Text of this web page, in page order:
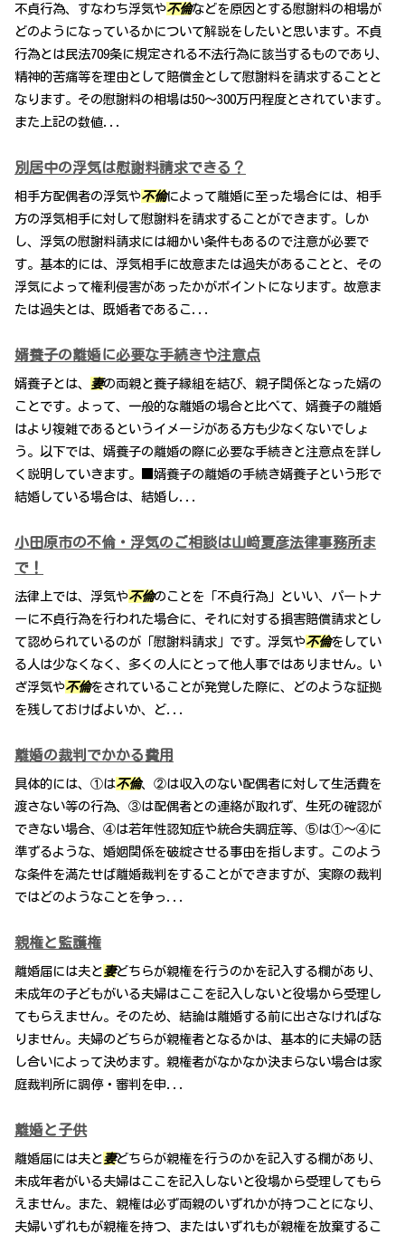
不貞行為、すなわち浮気や不倫などを原因とする慰謝料の相場が
どのようになっているかについて解説をしたいと思います。不貞
行為とは民法709条に規定される不法行為に該当するものであり、
精神的苦痛等を理由として賠償金として慰謝料を請求することと
なります。その慰謝料の相場は50〜300万円程度とされています。
また上記の数値...
別居中の浮気は慰謝料請求できる？
相手方配偶者の浮気や不倫によって離婚に至った場合には、相手
方の浮気相手に対して慰謝料を請求することができます。しか
し、浮気の慰謝料請求には細かい条件もあるので注意が必要で
す。基本的には、浮気相手に故意または過失があることと、その
浮気によって権利侵害があったかがポイントになります。故意ま
たは過失とは、既婚者であるこ...
婿養子の離婚に必要な手続きや注意点
婿養子とは、 妻の両親と養子縁組を結び、親子関係となった婿の
ことです。よって、一般的な離婚の場合と比べて、婿養子の離婚
はより複雑であるというイメージがある方も少なくないでしょ
う。以下では、婿養子の離婚の際に必要な手続きと注意点を詳し
く説明していきます。■婿養子の離婚の手続き婿養子という形で
結婚している場合は、結婚し...
小田原市の不倫・浮気のご相談は山﨑夏彦法律事務所ま
で！
法律上では、浮気や不倫のことを「不貞行為」といい、パートナ
ーに不貞行為を行われた場合に、それに対する損害賠償請求とし
て認められているのが「慰謝料請求」です。浮気や不倫をしてい
る人は少なくなく、多くの人にとって他人事ではありません。い
ざ浮気や不倫をされていることが発覚した際に、どのような証拠
を残しておけばよいか、ど...
離婚の裁判でかかる費用
具体的には、①は不倫、②は収入のない配偶者に対して生活費を
渡さない等の行為、③は配偶者との連絡が取れず、生死の確認が
できない場合、④は若年性認知症や統合失調症等、⑤は①～④に
準ずるような、婚姻関係を破綻させる事由を指します。このよう
な条件を満たせば離婚裁判をすることができますが、実際の裁判
ではどのようなことを争っ...
親権と監護権
離婚届には夫と妻どちらが親権を行うのかを記入する欄があり、
未成年の子どもがいる夫婦はここを記入しないと役場から受理し
てもらえません。そのため、結論は離婚する前に出さなければな
りません。夫婦のどちらが親権者となるかは、基本的に夫婦の話
し合いによって決めます。親権者がなかなか決まらない場合は家
庭裁判所に調停・審判を申...
離婚と子供
離婚届には夫と妻どちらが親権を行うのかを記入する欄があり、
未成年者がいる夫婦はここを記入しないと役場から受理してもら
えません。また、親権は必ず両親のいずれかが持つことになり、
夫婦いずれもが親権を持つ、またはいずれもが親権を放棄するこ